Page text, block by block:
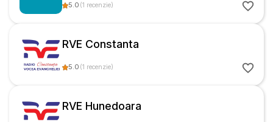
5.0 (1 recenzie)
RVE Constanta
5.0 (1 recenzie)
RVE Hunedoara